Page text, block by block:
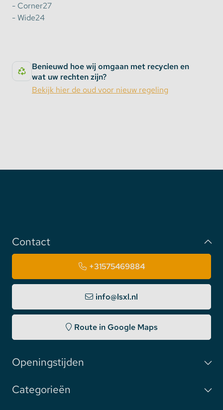
- Corner27
- Wide24
Benieuwd hoe wij omgaan met recyclen en
wat uw rechten zijn?
Bekijk hier de oud voor nieuw regeling
Contact
+31575469884
info@lsxl.nl
Route in Google Maps
Openingstijden
Categorieën